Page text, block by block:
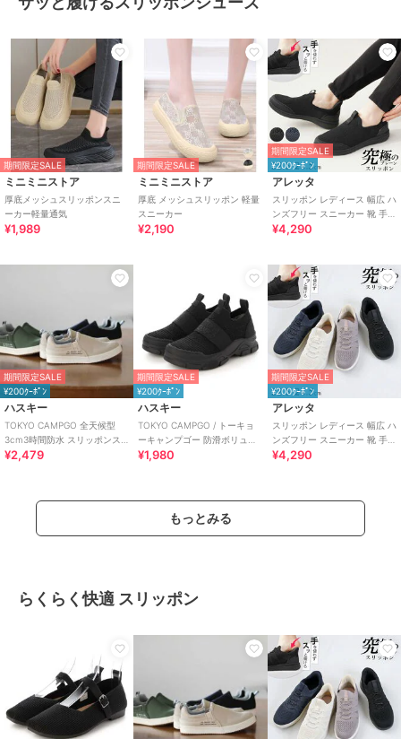
期間限定SALE
ミニミニストア
厚底メッシュスリッポンスニ
ーカー軽量通気
¥1,989
期間限定SALE
ミニミニストア
厚底 メッシュスリッポン 軽量
スニーカー
¥2,190
期間限定SALE
¥200ｸｰﾎﾟﾝ
アレッタ
スリッポン レディース 幅広 ハ
ンズフリー スニーカー 靴 手を
使わず履ける プレーン きれい
¥4,290
期間限定SALE
¥200ｸｰﾎﾟﾝ
ハスキー
TOKYO CAMPGO 全天候型
3cm3時間防水 スリッポンス
ニーカー
¥2,479
期間限定SALE
¥200ｸｰﾎﾟﾝ
ハスキー
TOKYO CAMPGO / トーキョ
ーキャンプゴー 防滑ボリュー
ムソール 防水スリッポンスニ
¥1,980
期間限定SALE
¥200ｸｰﾎﾟﾝ
アレッタ
スリッポン レディース 幅広 ハ
ンズフリー スニーカー 靴 手を
使わず履ける ゴム紐 きれいめ
¥4,290
もっとみる
らくらく快適 スリッポン